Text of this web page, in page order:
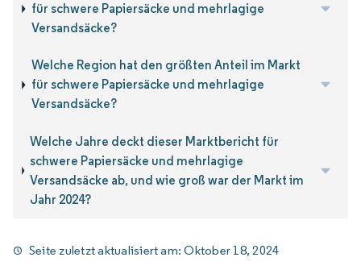
für schwere Papiersäcke und mehrlagige
Versandsäcke?
Welche Region hat den größten Anteil im Markt
für schwere Papiersäcke und mehrlagige
Versandsäcke?
Welche Jahre deckt dieser Marktbericht für
schwere Papiersäcke und mehrlagige
Versandsäcke ab, und wie groß war der Markt im
Jahr 2024?
Seite zuletzt aktualisiert am:Oktober 18, 2024